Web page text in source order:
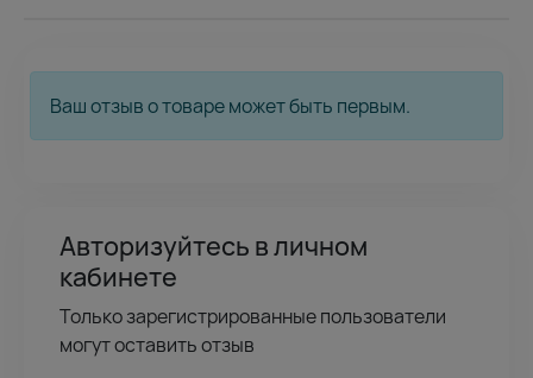
Ваш отзыв о товаре может быть первым.
Авторизуйтесь в личном
кабинете
Только зарегистрированные пользователи
могут оставить отзыв